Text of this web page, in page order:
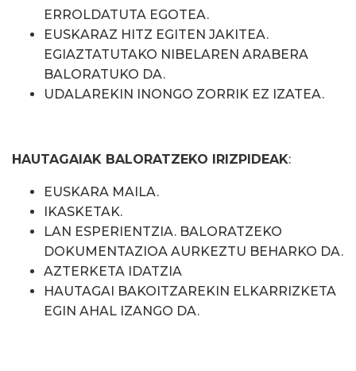
ERROLDATUTA EGOTEA.
EUSKARAZ HITZ EGITEN JAKITEA.
EGIAZTATUTAKO NIBELAREN ARABERA
BALORATUKO DA.
UDALAREKIN INONGO ZORRIK EZ IZATEA.
HAUTAGAIAK BALORATZEKO IRIZPIDEAK:
EUSKARA MAILA.
IKASKETAK.
LAN ESPERIENTZIA. BALORATZEKO
DOKUMENTAZIOA AURKEZTU BEHARKO DA.
AZTERKETA IDATZIA
HAUTAGAI BAKOITZAREKIN ELKARRIZKETA
EGIN AHAL IZANGO DA.